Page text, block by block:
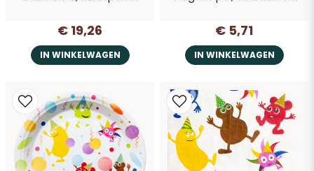
€ 19,26
IN WINKELWAGEN
€ 5,71
IN WINKELWAGEN